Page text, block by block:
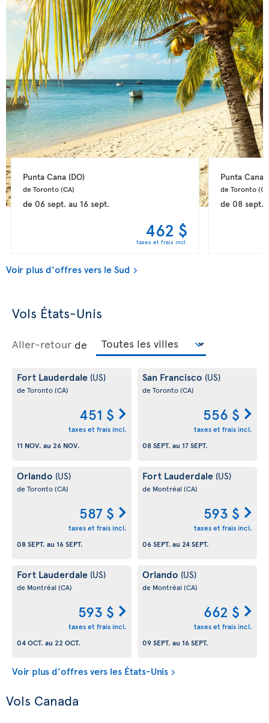
Punta Cana (DO)
de Toronto (CA)
de 06 sept.au 16 sept.
462 $
taxes et frais incl.
Punta Cana
de Toronto
de 08 sept.
Voir plus d'offres vers le Sud
Vols États-Unis
Aller-retour de
Fort Lauderdale (US)
de Toronto(CA)
451 $
taxes et frais incl.
11 NOV. au 26 NOV.
San Francisco (US)
de Toronto(CA)
556 $
taxes et frais incl.
08 SEPT. au 17 SEPT.
Orlando (US)
de Toronto(CA)
587 $
taxes et frais incl.
08 SEPT. au 16 SEPT.
Fort Lauderdale (US)
de Montréal (CA)
593 $
taxes et frais incl.
06 SEPT. au 24 SEPT.
Fort Lauderdale (US)
de Montréal (CA)
593 $
taxes et frais incl.
04 OCT. au 22 OCT.
Orlando (US)
de Montréal (CA)
662 $
taxes et frais incl.
09 SEPT. au 16 SEPT.
Voir plus d'offres vers les États-Unis
Vols Canada